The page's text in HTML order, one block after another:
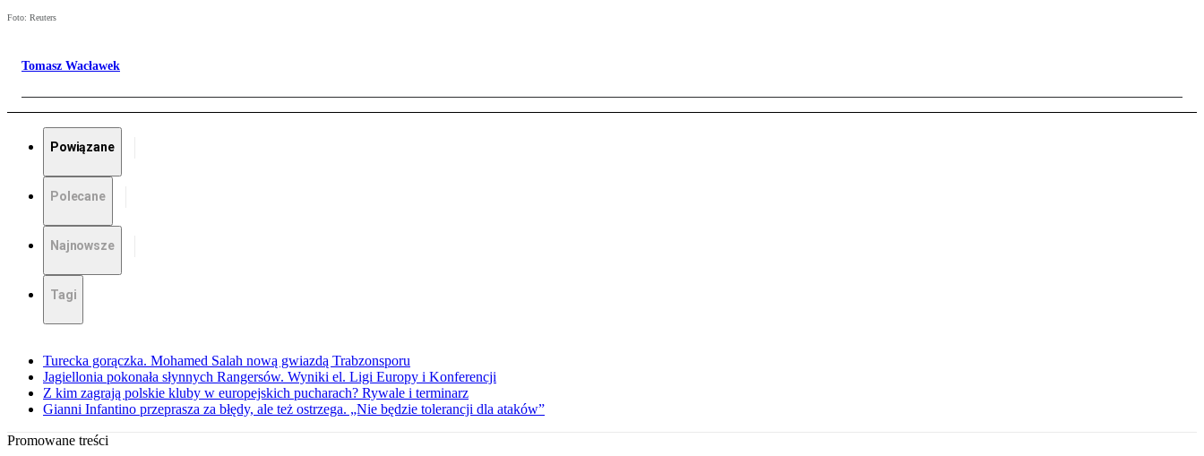
Foto: Reuters
Tomasz Wacławek
Powiązane
Polecane
Najnowsze
Tagi
Turecka gorączka. Mohamed Salah nową gwiazdą Trabzonsporu
Jagiellonia pokonała słynnych Rangersów. Wyniki el. Ligi Europy i Konferencji
Z kim zagrają polskie kluby w europejskich pucharach? Rywale i terminarz
Gianni Infantino przeprasza za błędy, ale też ostrzega. „Nie będzie tolerancji dla ataków”
Promowane treści